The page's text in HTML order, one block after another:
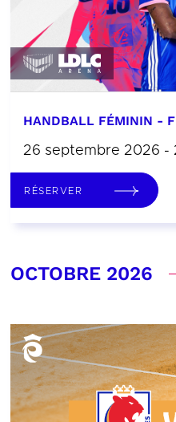
HANDBALL FÉMININ -
26 septembre 2026 -
RÉSERVER
OCTOBRE 2026